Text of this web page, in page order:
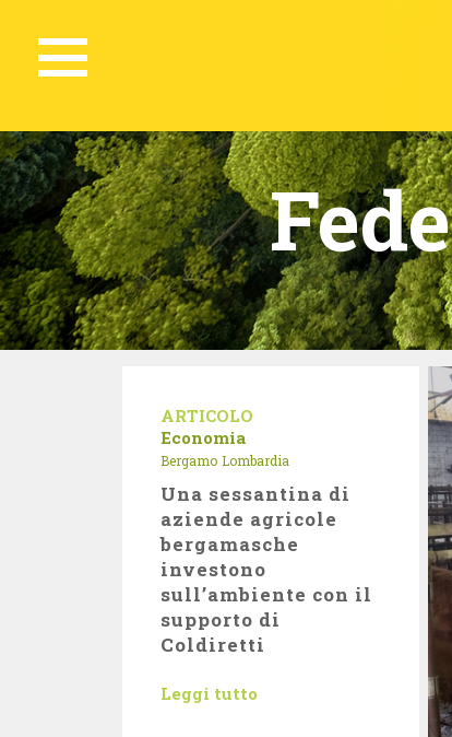
ARTICOLO
Economia
Bergamo Lombardia
Una sessantina di
aziende agricole
bergamasche
investono
sull’ambiente con il
supporto di
Coldiretti
Leggi tutto